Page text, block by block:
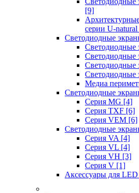
[9]
серии U-natural
Светодиодные
Светодиодные
Светодиодные
Светодиодные
Светодиодные
Медиа
Светодиодные
Серия MG [4]
Серия TXF [6]
Серия VEM [6]
Светодиодные
Серия VA [4]
Серия VL [4]
Серия VH [3]
Серия V [1]
Аксессуары для